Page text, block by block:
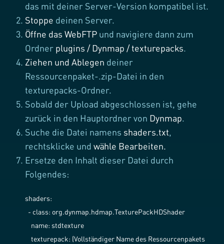
das mit deiner Server-Version kompatibel ist.
Stoppe deinen Server.
Öffne das WebFTP und navigiere dann zum
Ordner plugins / Dynmap / texturepacks.
Ziehen und Ablegen deiner
Ressourcenpaket-.zip-Datei in den
texturepacks-Ordner.
Sobald der Upload abgeschlossen ist, gehe
zurück in den Hauptordner von Dynmap.
Suche die Datei namens shaders.txt,
rechtsklicke und wähle Bearbeiten.
Ersetze den Inhalt dieser Datei durch
Folgendes:
shaders:
- class: org.dynmap.hdmap.TexturePackHDShader
name: stdtexture
texturepack: (Vollständiger Name des Ressourcenpakets